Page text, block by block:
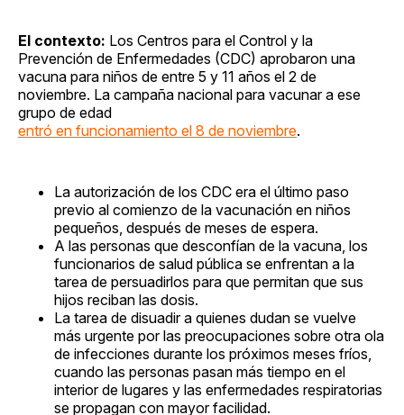
El contexto: Los Centros para el Control y la
Prevención de Enfermedades (CDC) aprobaron una
vacuna para niños de entre 5 y 11 años el 2 de
noviembre. La campaña nacional para vacunar a ese
grupo de edad
entró en funcionamiento el 8 de noviembre.
La autorización de los CDC era el último paso
previo al comienzo de la vacunación en niños
pequeños, después de meses de espera.
A las personas que desconfían de la vacuna, los
funcionarios de salud pública se enfrentan a la
tarea de persuadirlos para que permitan que sus
hijos reciban las dosis.
La tarea de disuadir a quienes dudan se vuelve
más urgente por las preocupaciones sobre otra ola
de infecciones durante los próximos meses fríos,
cuando las personas pasan más tiempo en el
interior de lugares y las enfermedades respiratorias
se propagan con mayor facilidad.